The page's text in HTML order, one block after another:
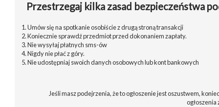
Przestrzegaj kilka zasad bezpieczeństwa
1. Umów się na spotkanie osobiście z drugą stroną transakcji
2. Koniecznie sprawdź przedmiot przed dokonaniem zapłaty.
3. Nie wysyłaj płatnych sms-ów
4. Nigdy nie płać z góry.
5. Nie udostępniaj swoich danych osobowych lub kont bankowych
Jeśli masz podejrzenia, że to ogłoszenie jest oszustwem,